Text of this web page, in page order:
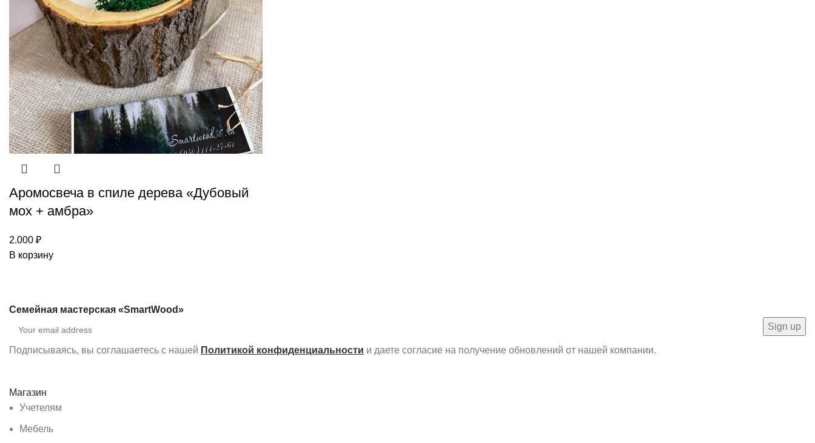
Аромосвеча в спиле дерева «Дубовый
мох + амбра»
2.000 ₽
В корзину
Семейная мастерская «SmartWood»
Подписываясь, вы соглашаетесь с нашей Политикой конфиденциальности и даете согласие на получение обновлений от нашей компании.
Магазин
Учетелям
Мебель